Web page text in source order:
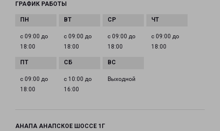
ГРАФИК РАБОТЫ
с 09:00 до
18:00
с 09:00 до
18:00
с 09:00 до
18:00
с 09:00 до
18:00
с 09:00 до
18:00
с 10:00 до
16:00
Выходной
АНАПА АНАПСКОЕ ШОССЕ 1Г